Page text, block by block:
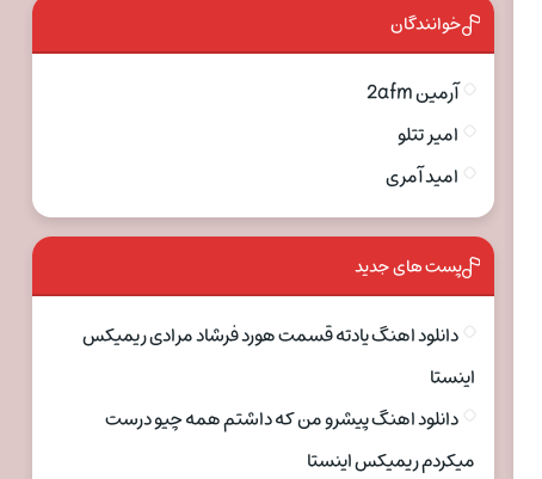
خوانندگان
آرمین 2afm
امیر تتلو
امید آمری
پست های جدید
دانلود اهنگ یادته قسمت هورد فرشاد مرادی ریمیکس
اینستا
دانلود اهنگ پیشرو من که داشتم همه چیو درست
میکردم ریمیکس اینستا